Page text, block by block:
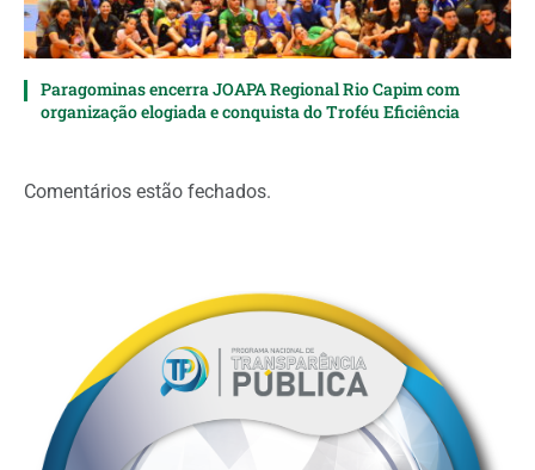
Paragominas encerra JOAPA Regional Rio Capim com
organização elogiada e conquista do Troféu Eficiência
Comentários estão fechados.